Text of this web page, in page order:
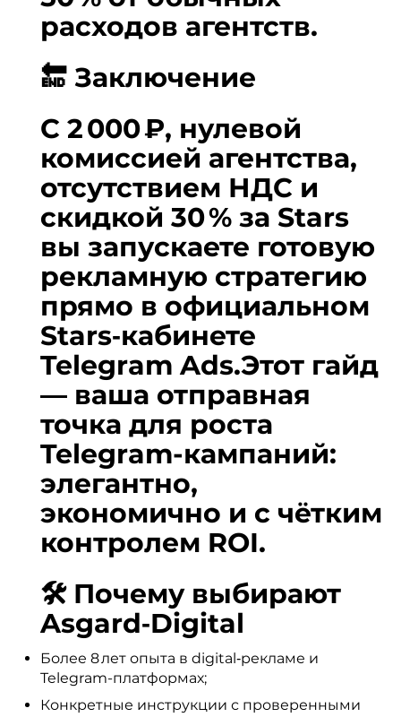
расходов агентств.
🔚 Заключение
С 2 000 ₽, нулевой
комиссией агентства,
отсутствием НДС и
скидкой 30 % за Stars
вы запускаете готовую
рекламную стратегию
прямо в официальном
Stars‑кабинете
Telegram Ads.Этот гайд
— ваша отправная
точка для роста
Telegram-кампаний:
элегантно,
экономично и с чётким
контролем ROI.
🛠 Почему выбирают
Asgard‑Digital
Более 8 лет опыта в digital‑рекламе и
Telegram-платформах;
Конкретные инструкции с проверенными